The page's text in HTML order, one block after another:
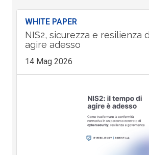
WHITE PAPER
NIS2, sicurezza e resilienza
agire adesso
14 Mag 2026